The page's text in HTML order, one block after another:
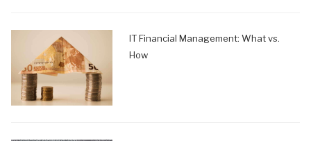
IT Financial Management: What vs.
How